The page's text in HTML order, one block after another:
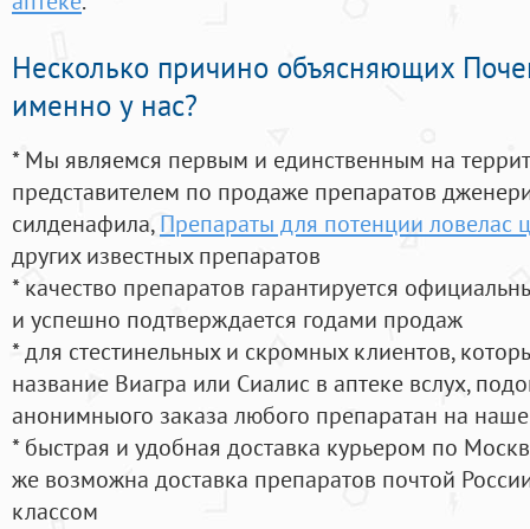
Несколько причино объясняющих
именно у нас?
* Мы являемся первым и единственным на
представителем по продаже препаратов
силденафила, Препараты для потенции ловелас
других известных препаратов
* качество препаратов гарантируется
и успешно подтверждается годами продаж
* для стестинельных и скромных клиентов,
название Виагра или Сиалис в аптеке вслух,
анонимныого заказа любого препаратан на
* быстрая и удобная доставка курьером по
же возможна доставка препаратов почтой
классом